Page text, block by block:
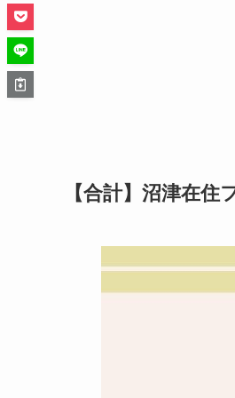
【合計】沼津在